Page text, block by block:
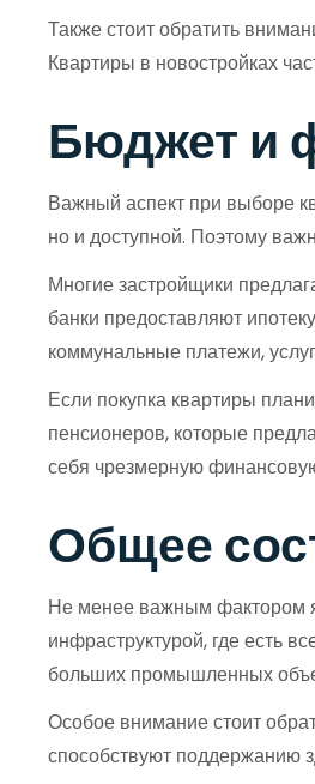
Также стоит обратить
Квартиры в новостройках
Бюджет и
Важный аспект при выборе
но и доступной. Поэтому
Многие застройщики
банки предоставляют
коммунальные платежи,
Если покупка квартиры
пенсионеров, которые
себя чрезмерную
Общее
Не менее важным фактором
инфраструктурой, где есть
больших промышленных
Особое внимание стоит
способствуют поддержанию